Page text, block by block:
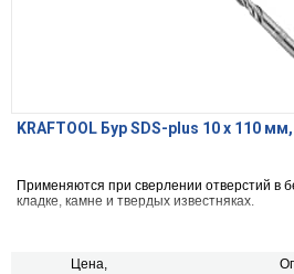
KRAFTOOL Бур SDS-plus 10 х 110
Применяются при сверлении отверстий в
кладке, камне и твердых известняках.
Цена,